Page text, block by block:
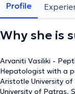
Profile
Why she is
Arvaniti Vasiliki -
Hepatologist with a
Aristotle University
University of Patras.